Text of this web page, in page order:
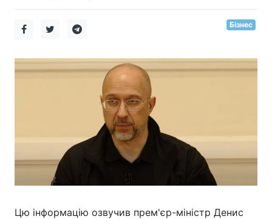
Бізнес
Цю інформацію озвучив прем'єр-міністр Денис